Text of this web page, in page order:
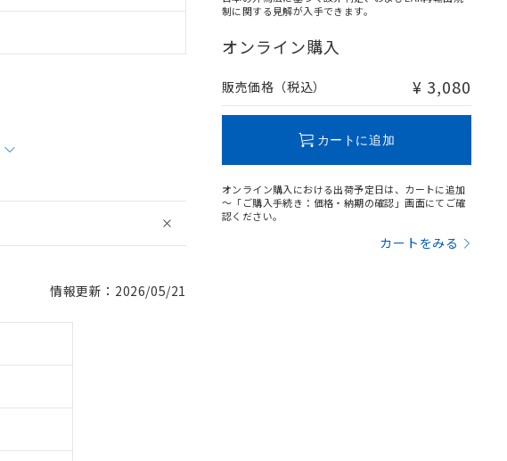
情報更新：2026/05/21
制に関する見解が入手できます。
オンライン購入
販売価格（税込） ¥ 3,080
カートに追加
オンライン購入における出荷予定日は、カートに追加
～「ご購入手続き：価格・納期の確認」画面にてご確
認ください。
カートをみる